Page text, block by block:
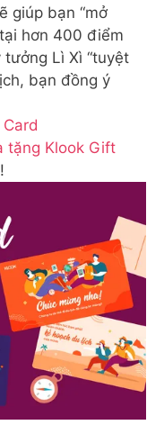
giúp bạn “mở
hơn 400 điểm
Lì Xì “tuyệt
bạn đồng ý
tặng Klook Gift